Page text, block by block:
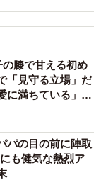
2/7
膝で甘える初め
「見守る立場」だ
満ちている」
パの目の前に陣取
も健気な熱烈ア